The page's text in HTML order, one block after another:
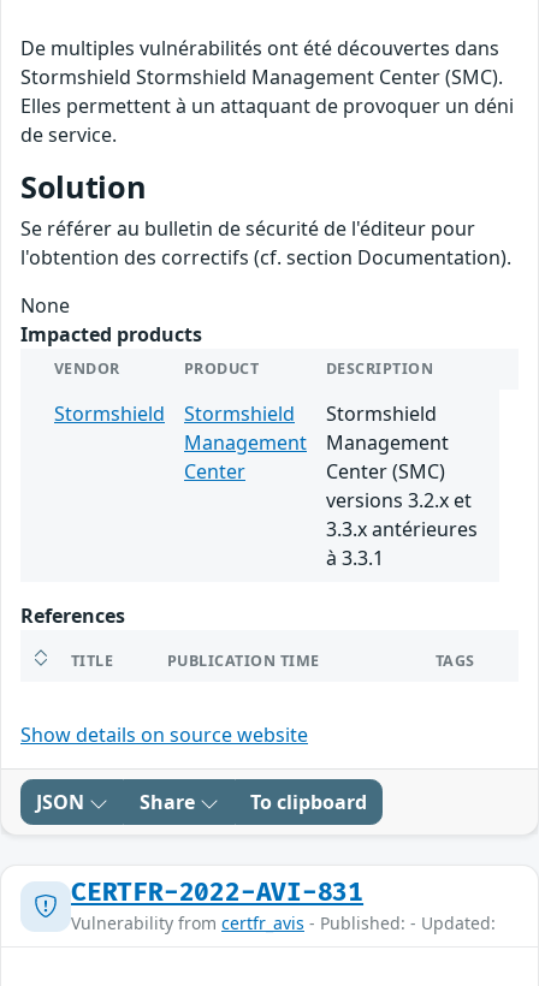
De multiples vulnérabilités ont été découvertes dans
Stormshield Stormshield Management Center (SMC).
Elles permettent à un attaquant de provoquer un déni
de service.
Solution
Se référer au bulletin de sécurité de l'éditeur pour
l'obtention des correctifs (cf. section Documentation).
None
Impacted products
VENDOR PRODUCT DESCRIPTION
Stormshield
Stormshield
Management
Center
Stormshield
Management
Center (SMC)
versions 3.2.x et
3.3.x antérieures
à 3.3.1
References
TITLE PUBLICATION TIME TAGS
Show details on source website
JSON Share To clipboard
CERTFR-2022-AVI-831
Vulnerability from certfr_avis - Published: - Updated: